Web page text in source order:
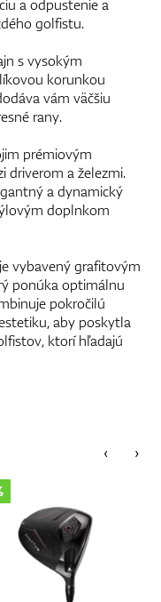
a odpustenie a
golfistu.
s vysokým
korunkou
vám väčšiu
rany.
prémiovým
driverom a železmi.
a dynamický
doplnkom
vybavený grafitovým
ponúka optimálnu
pokročilú
aby poskytla
ktorí hľadajú
‹ ›